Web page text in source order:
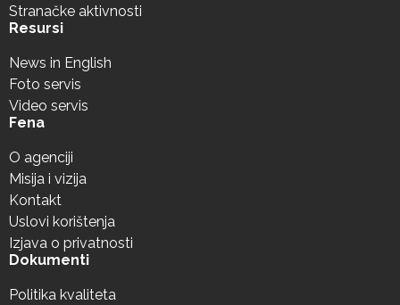
Stranačke aktivnosti
Resursi
News in English
Foto servis
Video servis
Fena
O agenciji
Misija i vizija
Kontakt
Uslovi korištenja
Izjava o privatnosti
Dokumenti
Politika kvaliteta